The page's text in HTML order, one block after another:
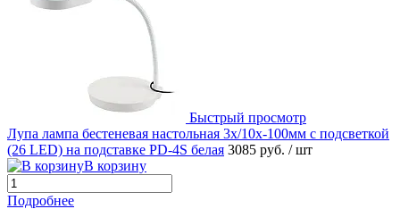
Быстрый просмотр
Лупа лампа бестеневая настольная 3x/10x-100мм с подсветкой
(26 LED) на подставке PD-4S белая 3085 руб. / шт
В корзину
Подробнее